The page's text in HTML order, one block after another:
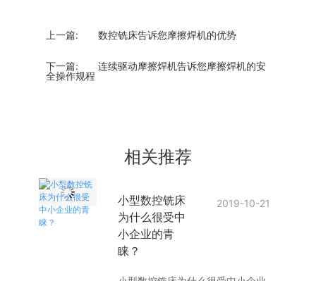
上一篇: 数控铣床告诉您摩擦焊机的优势
下一篇:
连续驱动摩擦焊机告诉您摩擦焊机的安
全操作规程
相关推荐
小型数控铣床
为什么很受中
小企业的青
睐？
2019-10-21